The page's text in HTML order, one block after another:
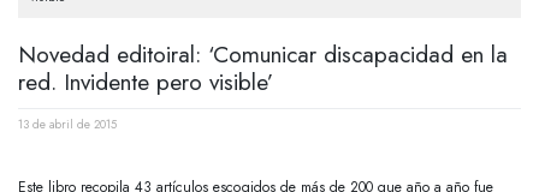
Novedad editoiral: ‘Comunicar discapacidad en la
red. Invidente pero visible’
13 de abril de 2015
Este libro recopila 43 artículos escogidos de más de 200 que año a año fue